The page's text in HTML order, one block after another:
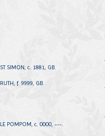
ST SIMON, c. 1881, GB.
RUTH, f. 9999, GB.
LE POMPOM, c. 0000, ---.